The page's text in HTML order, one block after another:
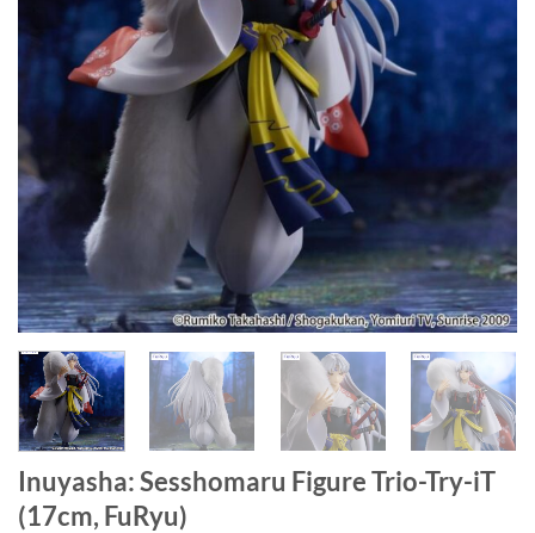
Inuyasha: Sesshomaru Figure Trio-Try-iT
(17cm, FuRyu)